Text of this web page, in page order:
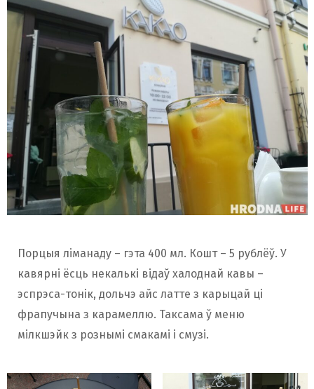
Порцыя ліманаду – гэта 400 мл. Кошт – 5 рублёў. У
кавярні ёсць некалькі відаў халоднай кавы –
эспрэса-тонік, дольчэ айс латте з карыцай ці
фрапучына з карамеллю. Таксама ў меню
мілкшэйк з рознымі смакамі і смузі.